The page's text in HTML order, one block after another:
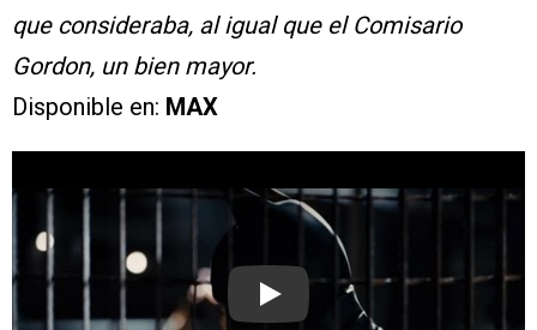
que consideraba, al igual que el Comisario
Gordon, un bien mayor.
Disponible en: MAX
Play